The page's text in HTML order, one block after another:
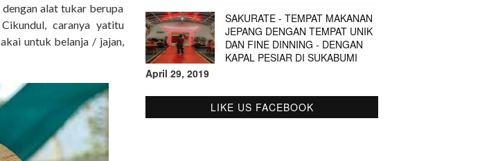
alat tukar berupa
caranya yatitu
untuk belanja / jajan,
SAKURATE - TEMPAT MAKANAN
JEPANG DENGAN TEMPAT UNIK
DAN FINE DINNING - DENGAN
KAPAL PESIAR DI SUKABUMI
April 29, 2019
LIKE US FACEBOOK